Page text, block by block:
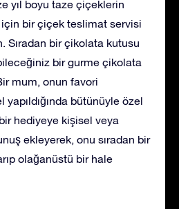
yıl boyu taze çiçeklerin
bir çiçek teslimat servisi
Sıradan bir çikolata kutusu
bir gurme çikolata
mum, onun favori
yapıldığında bütünüyle özel
hediyeye kişisel veya
ekleyerek, onu sıradan bir
olağanüstü bir hale